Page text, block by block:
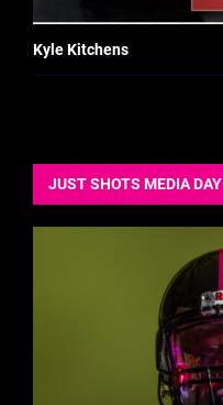
Kyle Kitchens
JUST SHOTS MEDIA DAY